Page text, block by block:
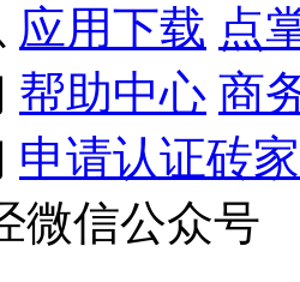
应用下载 点
帮助中心 商
申请认证砖家